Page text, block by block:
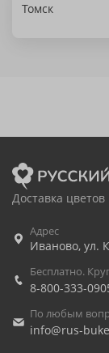
Томск
Доставка
Адрес
Иваново, ул.
Бесплатно.
8-800-333-
По любым
info@rus-